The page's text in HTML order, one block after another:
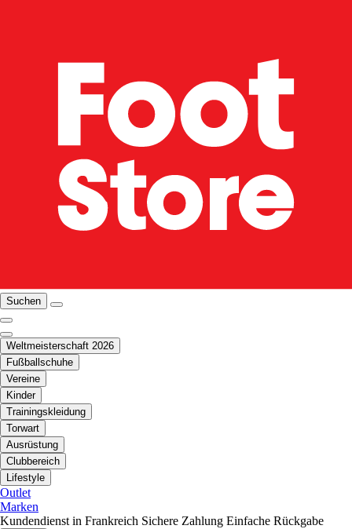
Suchen
Weltmeisterschaft 2026
Fußballschuhe
Vereine
Kinder
Trainingskleidung
Torwart
Ausrüstung
Clubbereich
Lifestyle
Outlet
Marken
Kundendienst in Frankreich Sichere Zahlung Einfache Rückgabe